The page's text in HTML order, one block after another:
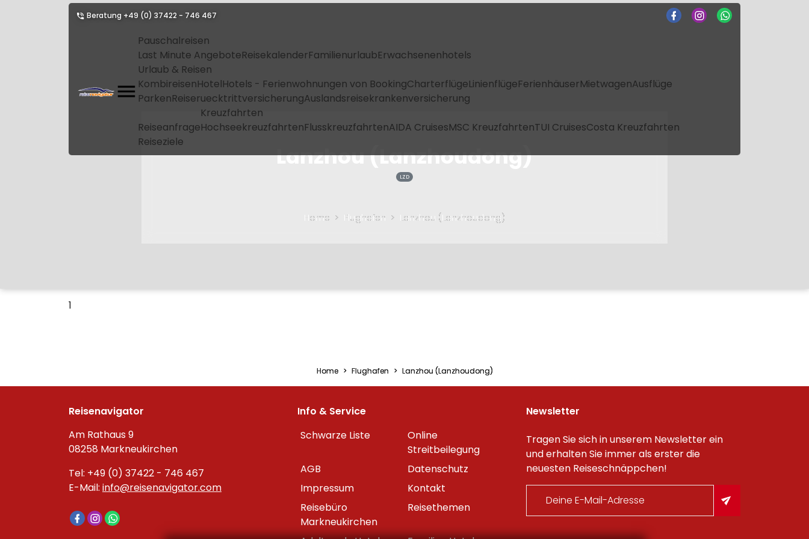
Beratung +49 (0) 37422 - 746 467
Pauschalreisen
Last Minute AngeboteReisekalenderFamilienurlaubErwachsenenhotels
Urlaub & Reisen
KombireisenHotelHotels - Ferienwohnungen von BookingCharterflügeLinienflügeFerienhäuserMietwagenAusflüge
ParkenReiseruecktrittversicherungAuslandsreisekrankenversicherung
Reiseanfrage
Kreuzfahrten
HochseekreuzfahrtenFlusskreuzfahrtenAIDA CruisesMSC KreuzfahrtenTUI CruisesCosta Kreuzfahrten
Reiseziele
Lanzhou (Lanzhoudong)
LZD
Home Flughafen Lanzhou (Lanzhoudong)
1
Home Flughafen Lanzhou (Lanzhoudong)
Reisenavigator
Am Rathaus 9
08258 Markneukirchen
Tel: +49 (0) 37422 - 746 467
E-Mail: info@reisenavigator.com
Info & Service
Schwarze Liste
Online
Streitbeilegung
AGB
Datenschutz
Impressum
Kontakt
Reisebüro
Markneukirchen
Reisethemen
Newsletter
Tragen Sie sich in unserem Newsletter ein
und erhalten Sie immer als erster die
neuesten Reiseschnäppchen!